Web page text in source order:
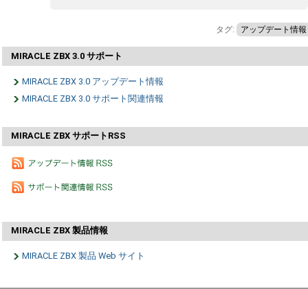
タグ: アップデート情報
MIRACLE ZBX 3.0 サポート
MIRACLE ZBX 3.0 アップデート情報
MIRACLE ZBX 3.0 サポート関連情報
MIRACLE ZBX サポートRSS
MIRACLE ZBX 製品情報
MIRACLE ZBX 製品 Web サイト